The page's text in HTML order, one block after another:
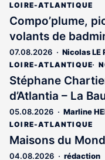
LOIRE-ATLANTIQUE
Compo’plume,
volants de
07.08.2026 Nicolas LE
LOIRE-ATLANTIQUE
Stéphane
d’Atlantia – La
05.08.2026 Marline
LOIRE-ATLANTIQUE
Maisons du
04.08.2026 rédaction